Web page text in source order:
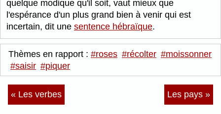
quelque modique qu'il soit, vaut mieux que
l'espérance d'un plus grand bien à venir qui est
incertain, dit une sentence hébraïque.
Thèmes en rapport : #roses #récolter #moissonner
#saisir #piquer
« Les verbes Les pays »